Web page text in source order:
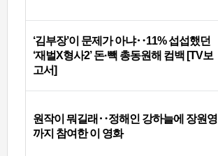
‘김부장’이 문제가 아냐‥11% 섭섭했던
‘재벌X형사2’ 돈·빽 총동원해 컴백 [TV보
고서]
원작이 뭐길래‥정해인 강하늘에 장원영
까지 참여한 이 영화